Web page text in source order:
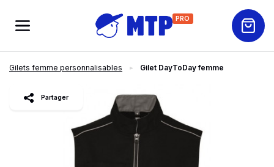
PRO
Gilets femme personnalisables Gilet DayToDay femme
Partager
slide1